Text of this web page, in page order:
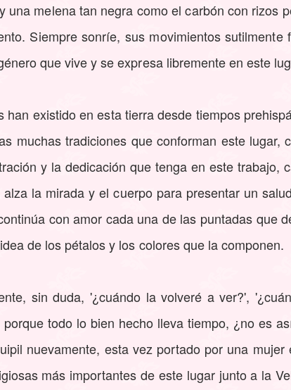
una melena tan negra como el carbón con rizos
Siempre sonríe, sus movimientos
que vive y se expresa libremente en este
han existido en esta tierra desde tiempos
muchas tradiciones que conforman este lugar,
y la dedicación que tenga en este trabajo,
alza la mirada y el cuerpo para presentar un
con amor cada una de las puntadas que
de los pétalos y los colores que la componen.
sin duda, '¿cuándo la volveré a ver?',
porque todo lo bien hecho lleva tiempo, ¿no es
nuevamente, esta vez portado por una
más importantes de este lugar junto a la